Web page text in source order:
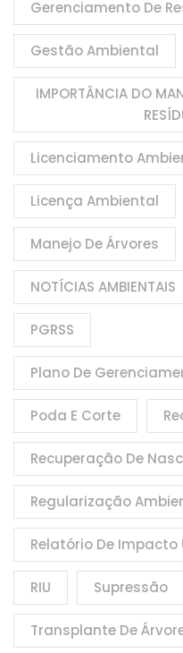
Gerenciamento De
Gestão Ambiental
IMPORTÂNCIA DO
Licenciamento
Licença Ambiental
Manejo De Árvores
NOTÍCIAS AMBIENTAIS
PGRSS
Plano De
Poda E Corte
Recuperação De
Regularização
Relatório De Impacto
RIU Supressão
Transplante De